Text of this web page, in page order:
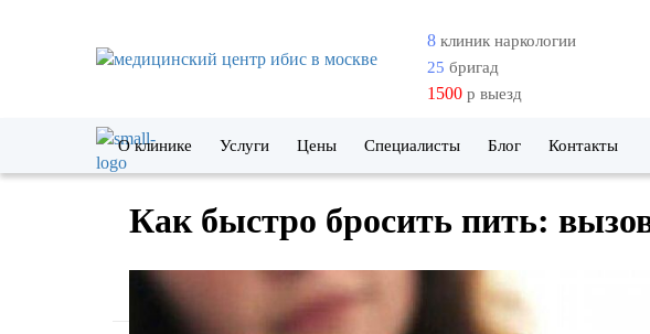
8 клиник наркологии
25 бригад
1500 р выезд
О клинике Услуги Цены Специалисты Блог Контакты
Как быстро бросить пить: